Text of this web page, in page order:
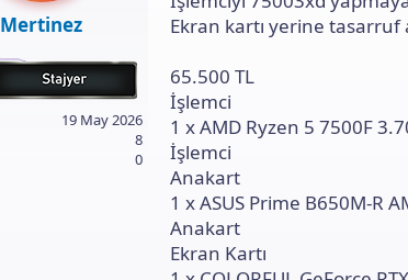
ı
n
y
Mertinez
19 May 2026
8
0
Ekran kartı yerine tasarruf
65.500 TL
İşlemci
1 x AMD Ryzen 5 7500F
İşlemci
Anakart
1 x ASUS Prime B650M-R
Anakart
Ekran Kartı